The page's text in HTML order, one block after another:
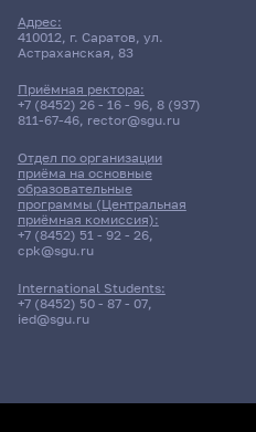
Адрес:
410012, г. Саратов, ул.
Астраханская, 83
Приёмная ректора:
+7 (8452) 26 - 16 - 96, 8 (937)
811-67-46, rector@sgu.ru
Отдел по организации
приёма на основные
образовательные
программы (Центральная
приёмная комиссия):
+7 (8452) 51 - 92 - 26,
cpk@sgu.ru
International Students:
+7 (8452) 50 - 87 - 07,
ied@sgu.ru